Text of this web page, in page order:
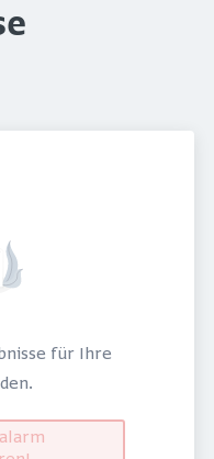
für Ihre